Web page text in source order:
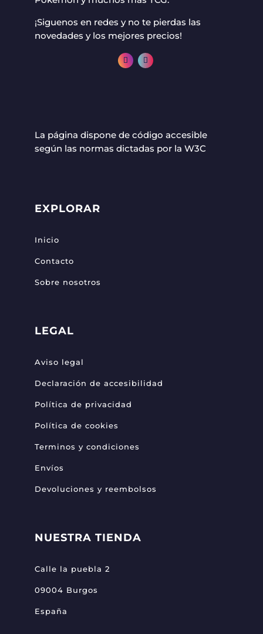
¡Siguenos en redes y no te pierdas las
novedades y los mejores precios!
La página dispone de código accesible
según las normas dictadas por la W3C
EXPLORAR
Inicio
Contacto
Sobre nosotros
LEGAL
Aviso legal
Declaración de accesibilidad
Política de privacidad
Política de cookies
Terminos y condiciones
Envíos
Devoluciones y reembolsos
NUESTRA TIENDA
Calle la puebla 2
09004 Burgos
España